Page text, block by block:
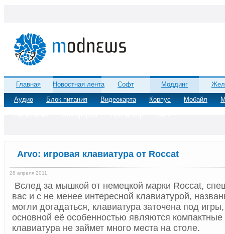
Главная Новостная лента Софт Моддинг
Аудио
Блок питания Видеокарта Корпус Мобайл
Arvo: игровая клавиатура от Roccat
28 апреля 2011
Вслед за мышкой от немецкой марки Roccat,
вас и с не менее интересной клавиатурой,
могли догадаться, клавиатура заточена под
основной её особенностью являются
клавиатура не займет много места на столе.